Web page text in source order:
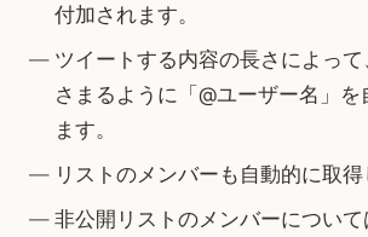
付加されます。
ツイートする内容の長さによっ
さまるように「@ユーザー名」を
ます。
リストのメンバーも自動的に取得
非公開リストのメンバーについ